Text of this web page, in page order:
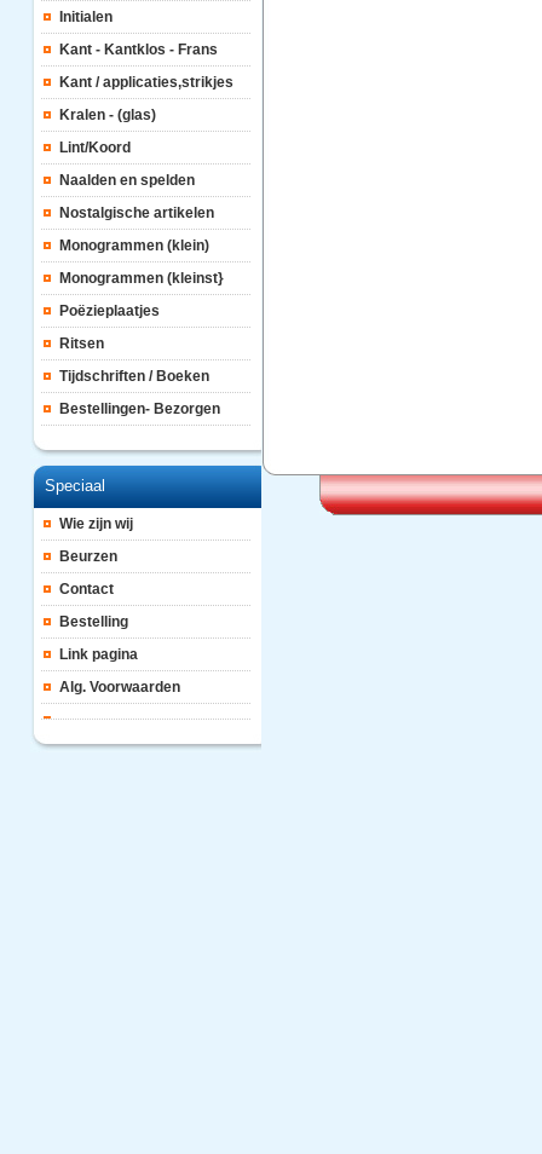
Initialen
Kant - Kantklos - Frans
Kant / applicaties,strikjes
Kralen - (glas)
Lint/Koord
Naalden en spelden
Nostalgische artikelen
Monogrammen (klein)
Monogrammen (kleinst}
Poëzieplaatjes
Ritsen
Tijdschriften / Boeken
Bestellingen- Bezorgen
Speciaal
Wie zijn wij
Beurzen
Contact
Bestelling
Link pagina
Alg. Voorwaarden